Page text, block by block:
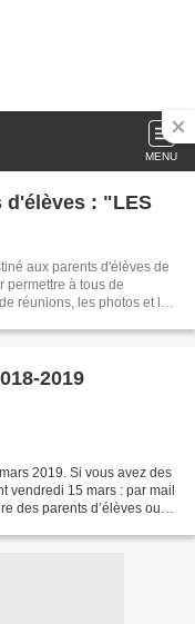
MENU
: "LES
aux parents d'élèves de
réunions, les photos et les
2019
2019. Si vous avez des
vendredi 15 mars : par mail
des parents d’élèves ou